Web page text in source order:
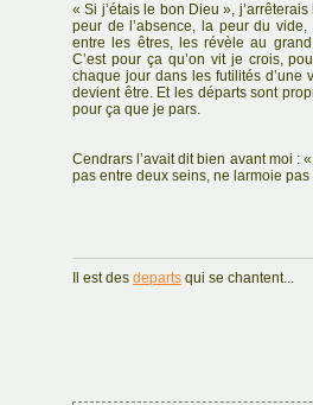
« Si j’étais le bon Dieu »,
peur de l’absence, la peur du
entre les êtres, les révèle au
C’est pour ça qu’on vit je crois,
chaque jour dans les futilités
devient être. Et les départs sont
pour ça que je pars.
Cendrars l’avait dit bien avant moi :
pas entre deux seins, ne larmoie
Il est des departs qui se chantent...